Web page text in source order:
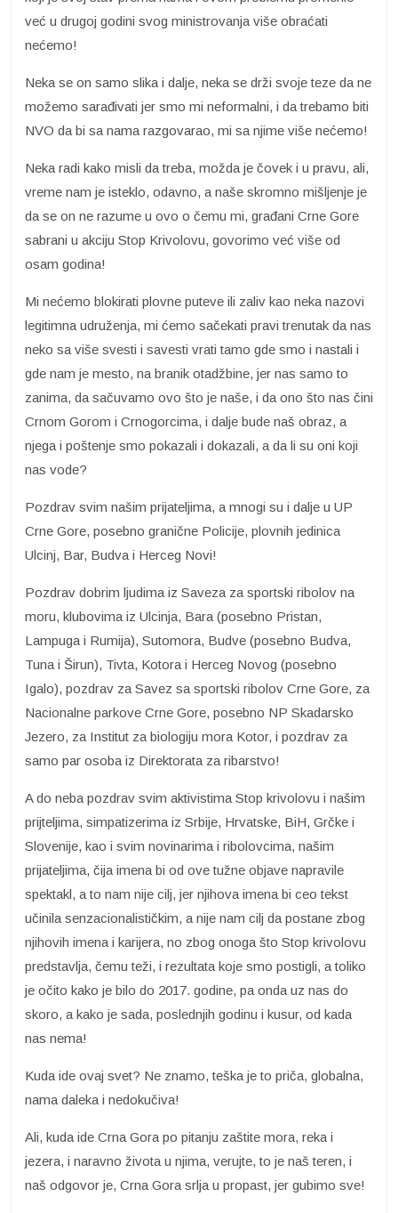
već u drugoj godini svog ministrovanja više obraćati
nećemo!
Neka se on samo slika i dalje, neka se drži svoje teze da ne
možemo sarađivati jer smo mi neformalni, i da trebamo biti
NVO da bi sa nama razgovarao, mi sa njime više nećemo!
Neka radi kako misli da treba, možda je čovek i u pravu, ali,
vreme nam je isteklo, odavno, a naše skromno mišljenje je
da se on ne razume u ovo o čemu mi, građani Crne Gore
sabrani u akciju Stop Krivolovu, govorimo već više od
osam godina!
Mi nećemo blokirati plovne puteve ili zaliv kao neka nazovi
legitimna udruženja, mi ćemo sačekati pravi trenutak da nas
neko sa više svesti i savesti vrati tamo gde smo i nastali i
gde nam je mesto, na branik otadžbine, jer nas samo to
zanima, da sačuvamo ovo što je naše, i da ono što nas čini
Crnom Gorom i Crnogorcima, i dalje bude naš obraz, a
njega i poštenje smo pokazali i dokazali, a da li su oni koji
nas vode?
Pozdrav svim našim prijateljima, a mnogi su i dalje u UP
Crne Gore, posebno granične Policije, plovnih jedinica
Ulcinj, Bar, Budva i Herceg Novi!
Pozdrav dobrim ljudima iz Saveza za sportski ribolov na
moru, klubovima iz Ulcinja, Bara (posebno Pristan,
Lampuga i Rumija), Sutomora, Budve (posebno Budva,
Tuna i Širun), Tivta, Kotora i Herceg Novog (posebno
Igalo), pozdrav za Savez sa sportski ribolov Crne Gore, za
Nacionalne parkove Crne Gore, posebno NP Skadarsko
Jezero, za Institut za biologiju mora Kotor, i pozdrav za
samo par osoba iz Direktorata za ribarstvo!
A do neba pozdrav svim aktivistima Stop krivolovu i našim
prijteljima, simpatizerima iz Srbije, Hrvatske, BiH, Grčke i
Slovenije, kao i svim novinarima i ribolovcima, našim
prijateljima, čija imena bi od ove tužne objave napravile
spektakl, a to nam nije cilj, jer njihova imena bi ceo tekst
učinila senzacionalističkim, a nije nam cilj da postane zbog
njihovih imena i karijera, no zbog onoga što Stop krivolovu
predstavlja, čemu teži, i rezultata koje smo postigli, a toliko
je očito kako je bilo do 2017. godine, pa onda uz nas do
skoro, a kako je sada, poslednjih godinu i kusur, od kada
nas nema!
Kuda ide ovaj svet? Ne znamo, teška je to priča, globalna,
nama daleka i nedokučiva!
Ali, kuda ide Crna Gora po pitanju zaštite mora, reka i
jezera, i naravno života u njima, verujte, to je naš teren, i
naš odgovor je, Crna Gora srlja u propast, jer gubimo sve!